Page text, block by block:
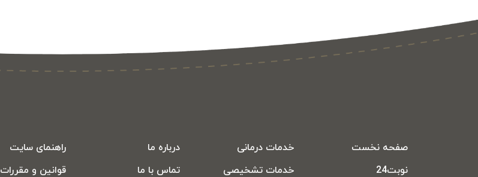
صفحه نخست
نوبت24
خدمات درمانی
خدمات تشخیصی
درباره ما
تماس با ما
راهنمای سایت
قوانین و مقررات